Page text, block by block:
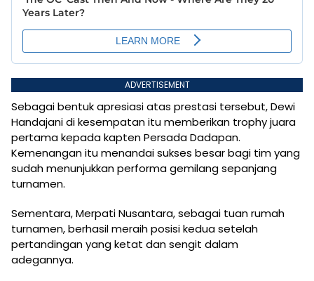
ADVERTISEMENT
Sebagai bentuk apresiasi atas prestasi tersebut, Dewi
Handajani di kesempatan itu memberikan trophy juara
pertama kepada kapten Persada Dadapan.
Kemenangan itu menandai sukses besar bagi tim yang
sudah menunjukkan performa gemilang sepanjang
turnamen.
Sementara, Merpati Nusantara, sebagai tuan rumah
turnamen, berhasil meraih posisi kedua setelah
pertandingan yang ketat dan sengit dalam
adegannya.